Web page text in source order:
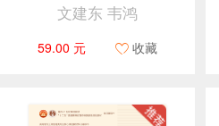
文建东 韦鸿
59.00 元 收藏